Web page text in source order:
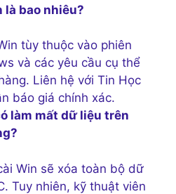
là bao nhiêu?
tùy thuộc vào phiên
và các yêu cầu cụ thể
Liên hệ với Tin Học
báo giá chính xác.
làm mất dữ liệu trên
Win sẽ xóa toàn bộ dữ
Tuy nhiên, kỹ thuật viên